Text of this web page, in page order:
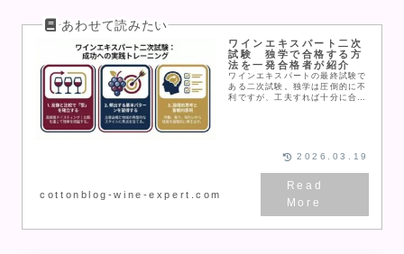
ワインエキスパート二次
試験 独学で合格する方
法を一発合格者が紹介
ワインエキスパートの最終試験で
ある二次試験。独学は圧倒的に不
利ですが、工夫すれば十分に合格
cottonblog-wine-expert.com
2026.03.19